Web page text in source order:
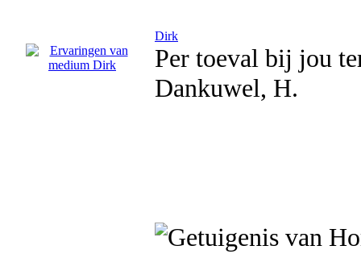
Dirk
Per toeval bij jou
Dankuwel, H.